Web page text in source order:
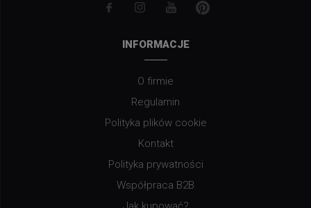
INFORMACJE
O firmie
Regulamin
Polityka plików cookie
Kontakt
Polityka prywatności
Współpraca B2B